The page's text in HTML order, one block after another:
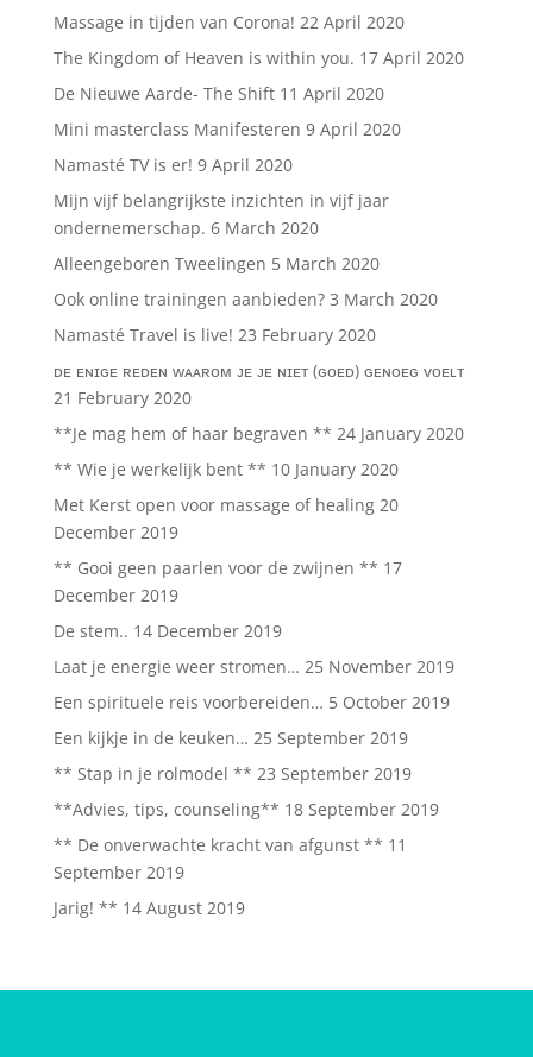
Massage in tijden van Corona! 22 April 2020
The Kingdom of Heaven is within you. 17 April 2020
De Nieuwe Aarde- The Shift 11 April 2020
Mini masterclass Manifesteren 9 April 2020
Namasté TV is er! 9 April 2020
Mijn vijf belangrijkste inzichten in vijf jaar
ondernemerschap. 6 March 2020
Alleengeboren Tweelingen 5 March 2020
Ook online trainingen aanbieden? 3 March 2020
Namasté Travel is live! 23 February 2020
ᴅᴇ ᴇɴɪɢᴇ ʀᴇᴅᴇɴ ᴡᴀᴀʀᴏᴍ ᴊᴇ ᴊᴇ ɴɪᴇᴛ (ɢᴏᴇᴅ) ɢᴇɴᴏᴇɢ ᴠᴏᴇʟᴛ
21 February 2020
**Je mag hem of haar begraven ** 24 January 2020
** Wie je werkelijk bent ** 10 January 2020
Met Kerst open voor massage of healing 20
December 2019
** Gooi geen paarlen voor de zwijnen ** 17
December 2019
De stem.. 14 December 2019
Laat je energie weer stromen… 25 November 2019
Een spirituele reis voorbereiden… 5 October 2019
Een kijkje in de keuken… 25 September 2019
** Stap in je rolmodel ** 23 September 2019
**Advies, tips, counseling** 18 September 2019
** De onverwachte kracht van afgunst ** 11
September 2019
Jarig! ** 14 August 2019